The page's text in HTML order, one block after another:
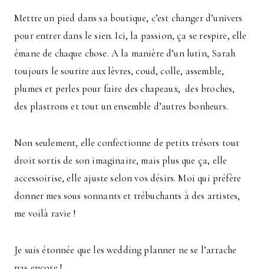
Mettre un pied dans sa boutique, c’est changer d’univers
pour entrer dans le sien. Ici, la passion, ça se respire, elle
émane de chaque chose. A la manière d’un lutin, Sarah
toujours le sourire aux lèvres, coud, colle, assemble,
plumes et perles pour faire des chapeaux, des broches,
des plastrons et tout un ensemble d’autres bonheurs.
Non seulement, elle confectionne de petits trésors tout
droit sortis de son imaginaire, mais plus que ça, elle
accessoirise, elle ajuste selon vos désirs. Moi qui préfère
donner mes sous sonnants et trébuchants à des artistes,
me voilà ravie !
Je suis étonnée que les wedding planner ne se l’arrache